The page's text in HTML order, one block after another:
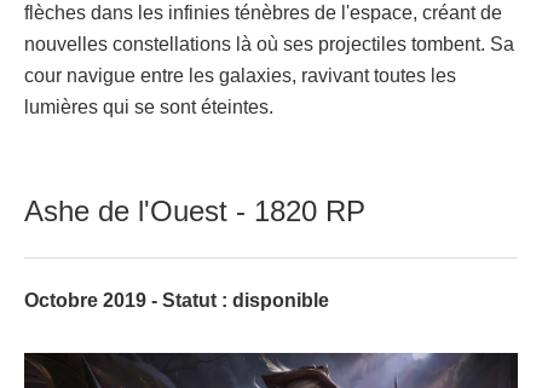
flèches dans les infinies ténèbres de l'espace, créant de
nouvelles constellations là où ses projectiles tombent. Sa
cour navigue entre les galaxies, ravivant toutes les
lumières qui se sont éteintes.
Ashe de l'Ouest - 1820 RP
Octobre 2019 - Statut : disponible